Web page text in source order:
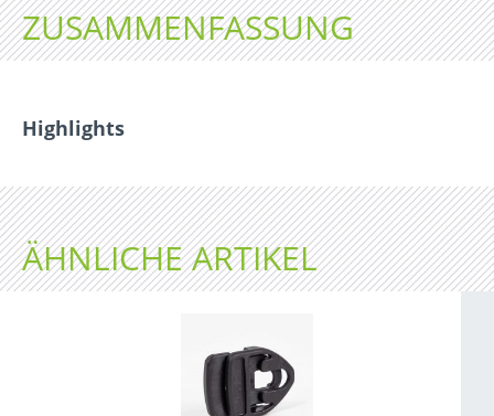
ZUSAMMENFASSUNG
Highlights
ÄHNLICHE ARTIKEL